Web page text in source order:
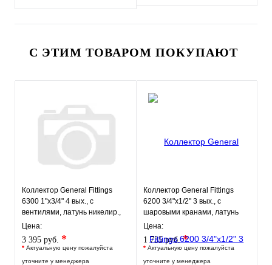
С ЭТИМ ТОВАРОМ ПОКУПАЮТ
Коллектор General Fittings
6300 1"х3/4" 4 вых., c
вентилями, латунь никелир.,
синий регулятор
Цена:
3 395 руб. *
* Актуальную цену пожалуйста
уточните у менеджера
Коллектор General Fittings
6200 3/4"х1/2" 3 вых., c
шаровыми кранами, латунь
никелир., синий регулят
Цена:
1 735 руб.*
* Актуальную цену пожалуйста
уточните у менеджера